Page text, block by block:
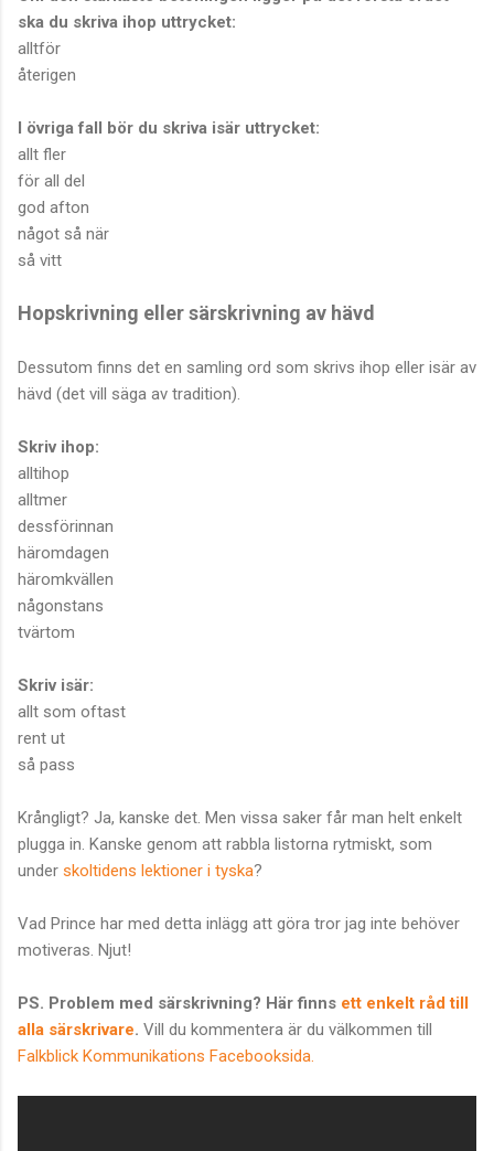
ska du skriva ihop uttrycket:
alltför
återigen
I övriga fall bör du skriva isär uttrycket:
allt fler
för all del
god afton
något så när
så vitt
Hopskrivning eller särskrivning av hävd
Dessutom finns det en samling ord som skrivs ihop eller isär av
hävd (det vill säga av tradition).
Skriv ihop:
alltihop
alltmer
dessförinnan
häromdagen
häromkvällen
någonstans
tvärtom
Skriv isär:
allt som oftast
rent ut
så pass
Krångligt? Ja, kanske det. Men vissa saker får man helt enkelt
plugga in. Kanske genom att rabbla listorna rytmiskt, som
under skoltidens lektioner i tyska?
Vad Prince har med detta inlägg att göra tror jag inte behöver
motiveras. Njut!
PS. Problem med särskrivning? Här finns ett enkelt råd till
alla särskrivare. Vill du kommentera är du välkommen till
Falkblick Kommunikations Facebooksida.